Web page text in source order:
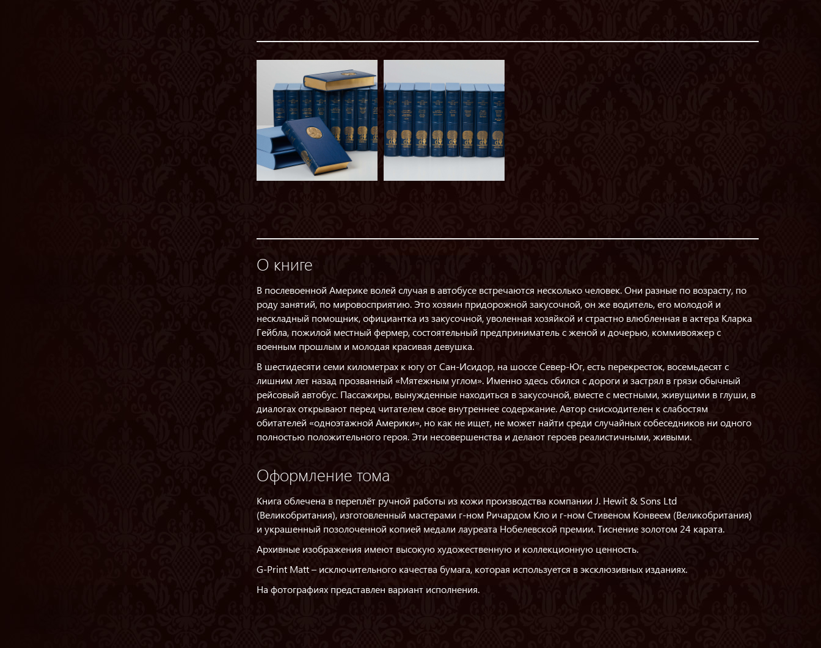
О книге
В послевоенной Америке волей случая в автобусе встречаются несколько человек. Они разные по возрасту, по
роду занятий, по мировосприятию. Это хозяин придорожной закусочной, он же водитель, его молодой и
нескладный помощник, официантка из закусочной, уволенная хозяйкой и страстно влюбленная в актера Кларка
Гейбла, пожилой местный фермер, состоятельный предприниматель с женой и дочерью, коммивояжер с
военным прошлым и молодая красивая девушка.
В шестидесяти семи километрах к югу от Сан-Исидор, на шоссе Север-Юг, есть перекресток, восемьдесят с
лишним лет назад прозванный «Мятежным углом». Именно здесь сбился с дороги и застрял в грязи обычный
рейсовый автобус. Пассажиры, вынужденные находиться в закусочной, вместе с местными, живущими в глуши, в
диалогах открывают перед читателем свое внутреннее содержание. Автор снисходителен к слабостям
обитателей «одноэтажной Америки», но как не ищет, не может найти среди случайных собеседников ни одного
полностью положительного героя. Эти несовершенства и делают героев реалистичными, живыми.
Оформление тома
Книга облечена в переплёт ручной работы из кожи производства компании J. Hewit & Sons Ltd
(Великобритания), изготовленный мастерами г-ном Ричардом Кло и г-ном Стивеном Конвеем (Великобритания)
и украшенный позолоченной копией медали лауреата Нобелевской премии. Тиснение золотом 24 карата.
Архивные изображения имеют высокую художественную и коллекционную ценность.
G-Print Matt – исключительного качества бумага, которая используется в эксклюзивных изданиях.
На фотографиях представлен вариант исполнения.